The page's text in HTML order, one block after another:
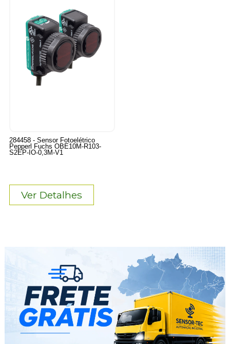
284458 - Sensor Fotoelétrico
Pepperl Fuchs OBE10M-R103-
S2EP-IO-0,3M-V1
Ver Detalhes